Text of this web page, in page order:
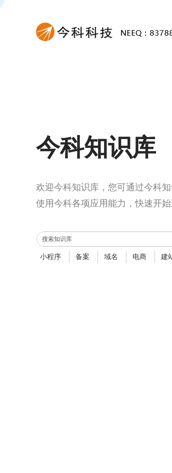
今科知识库
欢迎今科知识库，您可通过今科
使用今科各项应用能力，快速开
小程序 备案 域名 电商 建